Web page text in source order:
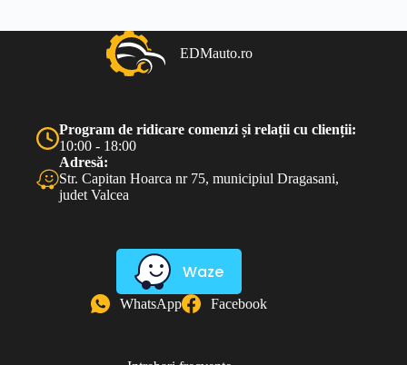
EDMauto.ro
Program de ridicare comenzi și relații cu clienții:
10:00 - 18:00
Adresă:
Str. Capitan Hoarca nr 75, municipiul Dragasani,
judet Valcea
Waze
WhatsApp Facebook